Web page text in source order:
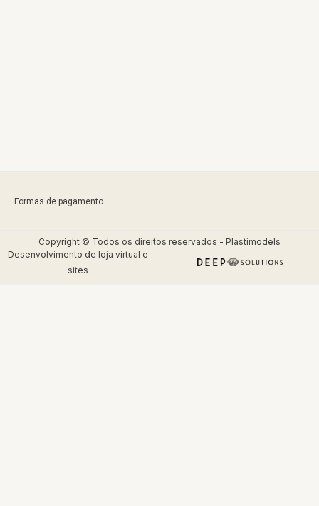
Formas de pagamento
Copyright © Todos os direitos reservados - Plastimodels
Desenvolvimento de loja virtual e
sites